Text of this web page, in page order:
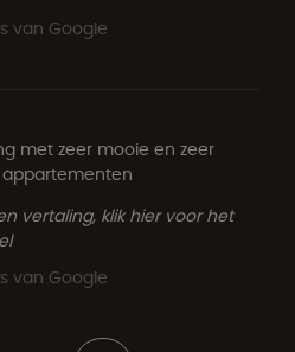
van Google
met zeer mooie en zeer
vertaling, klik hier voor het
van Google